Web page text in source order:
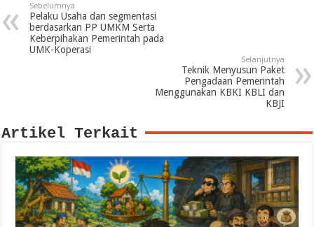
Sebelumnya
Pelaku Usaha dan segmentasi
berdasarkan PP UMKM Serta
Keberpihakan Pemerintah pada
UMK-Koperasi
Selanjutnya
Teknik Menyusun Paket
Pengadaan Pemerintah
Menggunakan KBKI KBLI dan
KBJI
Artikel Terkait